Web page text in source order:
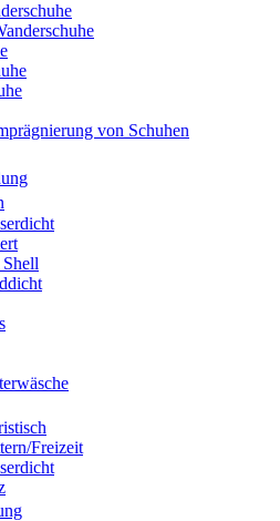
von Schuhen
Freizeit